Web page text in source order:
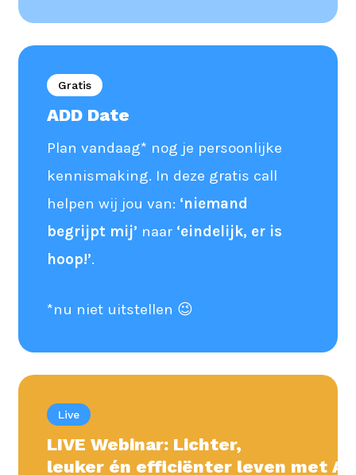
Gratis
ADD Date
Plan vandaag* nog je persoonlijke
kennismaking. In deze gratis call
helpen wij jou van: ‘niemand
begrijpt mij’ naar ‘eindelijk, er is
hoop!’.
*nu niet uitstellen 😉
Live
LIVE Webinar: Lichter,
leuker én efficiënter leven met